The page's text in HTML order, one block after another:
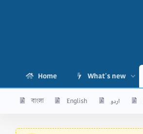
Home What's new
বাংলা English اردو